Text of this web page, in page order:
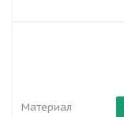
Материал